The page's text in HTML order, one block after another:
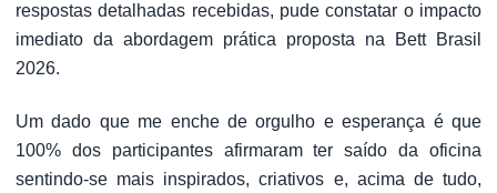
respostas detalhadas recebidas, pude constatar o impacto
imediato da abordagem prática proposta na Bett Brasil
2026.
Um dado que me enche de orgulho e esperança é que
100% dos participantes afirmaram ter saído da oficina
sentindo-se mais inspirados, criativos e, acima de tudo,